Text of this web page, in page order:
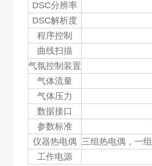
DSC分辨率
DSC解析度
程序控制
曲线扫描
气氛控制装置
气体流量
气体压力
数据接口
参数标准
仪器热电偶 三组热电偶，一
工作电源